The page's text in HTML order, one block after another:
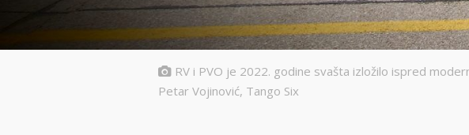
RV i PVO je 2022. godine svašta izložilo ispred
Petar Vojinović, Tango Six